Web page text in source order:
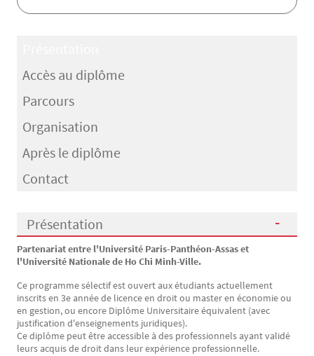
Accès au diplôme
Parcours
Organisation
Après le diplôme
Contact
Présentation
Présentation
Partenariat entre l'Université Paris-Panthéon-Assas et
l'Université Nationale de Ho Chi Minh-Ville.
Ce programme sélectif est ouvert aux étudiants actuellement
inscrits en 3e année de licence en droit ou master en économie ou
en gestion, ou encore Diplôme Universitaire équivalent (avec
justification d'enseignements juridiques).
Ce diplôme peut être accessible à des professionnels ayant validé
leurs acquis de droit dans leur expérience professionnelle.